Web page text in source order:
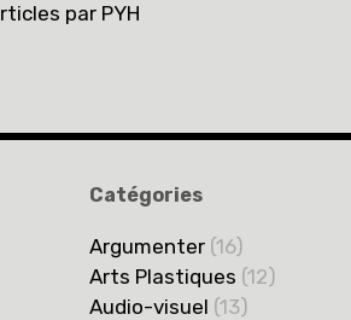
par PYH
Catégories
Argumenter (16)
Arts Plastiques (12)
Audio-visuel (13)